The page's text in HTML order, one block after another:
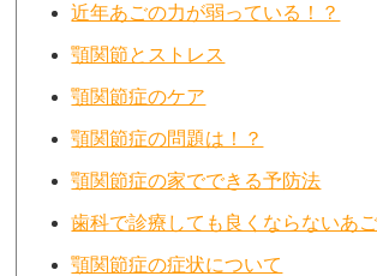
近年あごの力が弱っている！？
顎関節とストレス
顎関節症のケア
顎関節症の問題は！？
顎関節症の家でできる予防法
歯科で診療しても良くならないあ
顎関節症の症状について